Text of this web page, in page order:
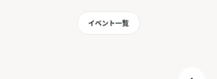
イベント一覧